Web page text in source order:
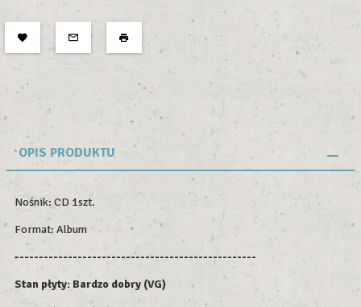
OPIS PRODUKTU
Nośnik: CD 1szt.
Format: Album
--------------------------------------------------
Stan płyty: Bardzo dobry (VG)